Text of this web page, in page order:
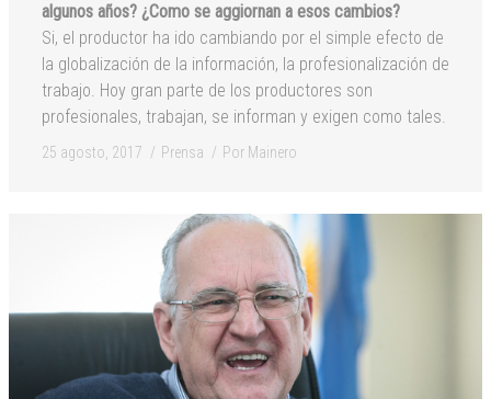
algunos años? ¿Como se aggiornan a esos cambios?
Si, el productor ha ido cambiando por el simple efecto de
la globalización de la información, la profesionalización de
trabajo. Hoy gran parte de los productores son
profesionales, trabajan, se informan y exigen como tales.
25 agosto, 2017 Prensa Por Mainero